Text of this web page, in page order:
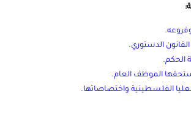
.
الدستوري.
الحكم.
الموظف العام.
الفلسطينية واختصاصاتها.